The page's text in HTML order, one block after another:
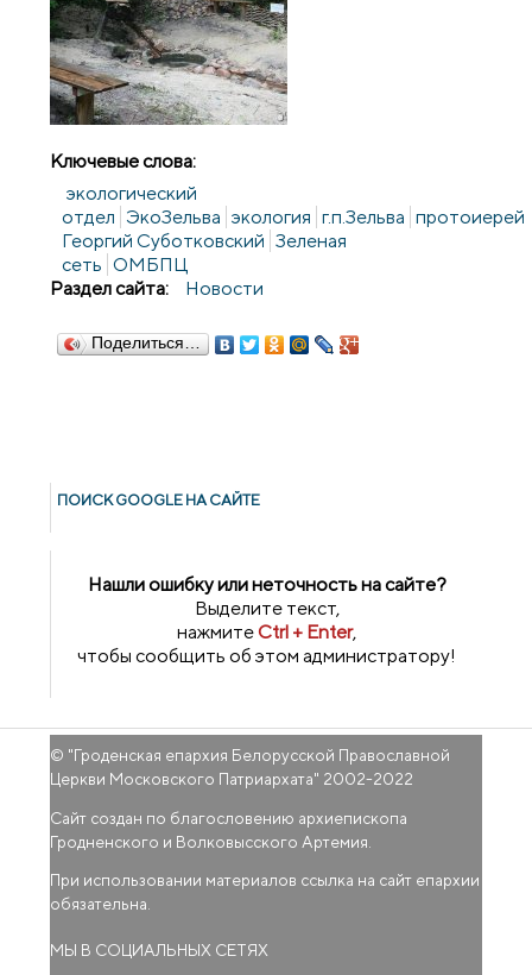
Ключевые слова:
экологический
отдел ЭкоЗельва экология г.п.Зельва протоиерей
Георгий Суботковский Зеленая
сеть ОМБПЦ
Раздел сайта:
Новости
Поделиться…
ПОИСК GOОGLE НА САЙТЕ
Нашли ошибку или неточность на сайте?
Выделите текст,
нажмитеCtrl + Enter,
чтобы сообщить об этом администратору!
© "Гроденская епархия Белорусской Православной
Церкви Московского Патриархата" 2002-2022
Сайт создан по благословению архиепископа
Гродненского и Волковысского Артемия.
При использовании материалов ссылка на сайт епархии
обязательна.
МЫ В СОЦИАЛЬНЫХ СЕТЯХ